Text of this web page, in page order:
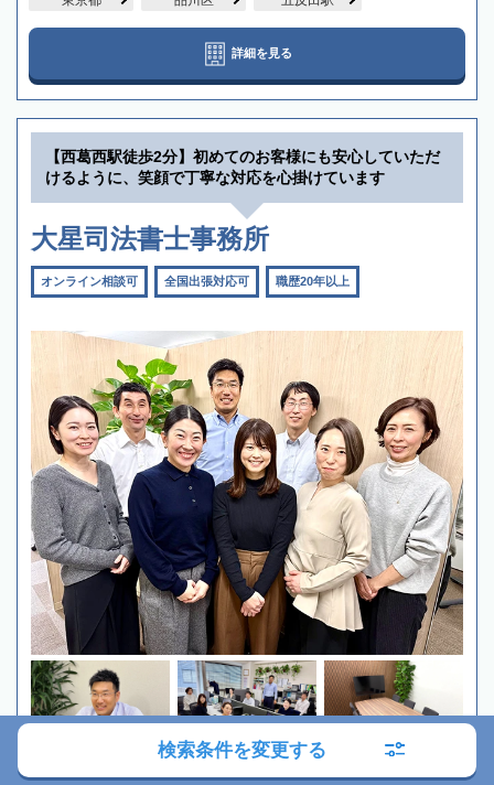
詳細を見る
【西葛西駅徒歩2分】初めてのお客様にも安心していただ
けるように、笑顔で丁寧な対応を心掛けています
大星司法書士事務所
オンライン相談可 全国出張対応可 職歴20年以上
検索条件を変更する